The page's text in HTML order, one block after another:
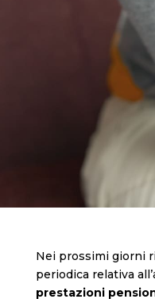
Nei prossimi giorni
periodica relativa
prestazioni